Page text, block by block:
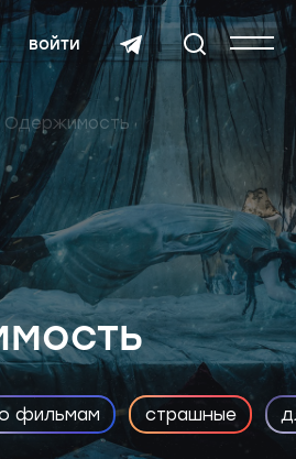
войти
Одержимость
фильмам страшные